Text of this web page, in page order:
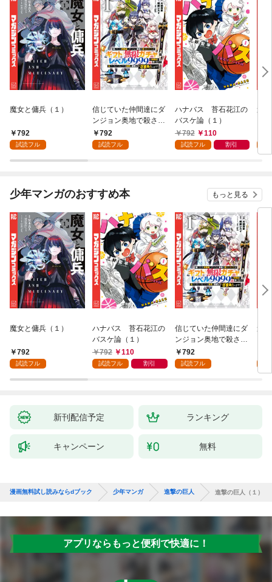
魔女と傭兵（１）
792
試読フル
信じていた仲間達にダ
ンジョン奥地で殺され
かけたがギフト『無限
ガチャ』でレベル９９
『ざまぁ！』します！
（１）
792
試読フル
ハナバス 苔石花江の
バスケ論（１）
792
110
試読フル 割引
追
強
～
（
少年マンガのおすすめ本 もっと見る
魔女と傭兵（１）
792
試読フル
ハナバス 苔石花江の
バスケ論（１）
792
110
試読フル 割引
信じていた仲間達にダ
ンジョン奥地で殺され
かけたがギフト『無限
ガチャ』でレベル９９
（１）
792
試読フル
追
強
～
新刊配信予定 ランキング
キャンペーン 無料
漫画無料試し読みならdブック 少年マンガ 進撃の巨人 進撃の巨人（１）
アプリならもっと便利で快適に！